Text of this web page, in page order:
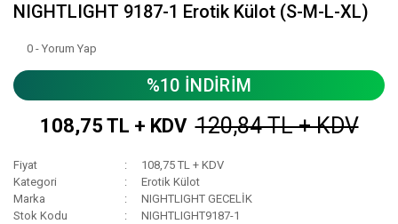
NIGHTLIGHT 9187-1 Erotik Külot (S-M-L-XL)
0 - Yorum Yap
%10 İNDİRİM
108,75 TL + KDV 120,84 TL + KDV
Fiyat
108,75 TL + KDV
Kategori
Erotik Külot
Marka
NIGHTLIGHT GECELİK
Stok Kodu
NIGHTLIGHT9187-1